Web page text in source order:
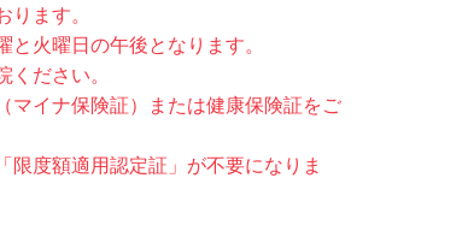
ります。
火曜日の午後となります。
ください。
マイナ保険証）または健康保険証をご
限度額適用認定証」が不要になりま